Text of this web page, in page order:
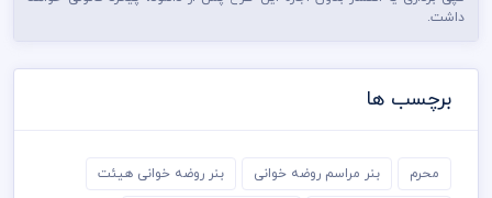
داشت.
برچسب ها
محرم بنر مراسم روضه خوانی بنر روضه خوانی هیئت